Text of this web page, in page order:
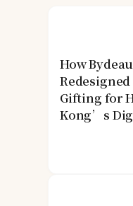
How
Gifting for
Kong’s